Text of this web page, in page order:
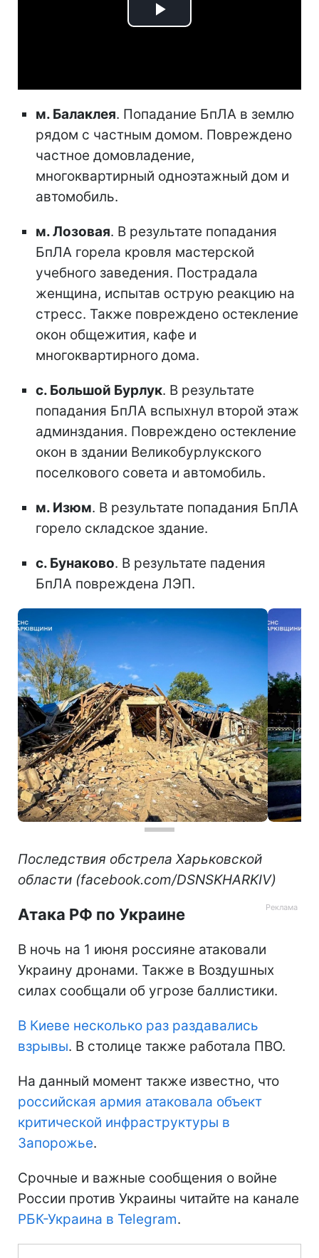
Play
м. Балаклея. Попадание БпЛА в землю
рядом с частным домом. Повреждено
частное домовладение,
многоквартирный одноэтажный дом и
автомобиль.
м. Лозовая. В результате попадания
БпЛА горела кровля мастерской
учебного заведения. Пострадала
женщина, испытав острую реакцию на
стресс. Также повреждено остекление
окон общежития, кафе и
многоквартирного дома.
с. Большой Бурлук. В результате
попадания БпЛА вспыхнул второй этаж
админздания. Повреждено остекление
окон в здании Великобурлукского
поселкового совета и автомобиль.
м. Изюм. В результате попадания БпЛА
горело складское здание.
с. Бунаково. В результате падения
БпЛА повреждена ЛЭП.
Последствия обстрела Харьковской
области (facebook.com/DSNSKHARKIV)
Атака РФ по Украине
В ночь на 1 июня россияне атаковали
Украину дронами. Также в Воздушных
силах сообщали об угрозе баллистики.
В Киеве несколько раз раздавались
взрывы. В столице также работала ПВО.
На данный момент также известно, что
российская армия атаковала объект
критической инфраструктуры в
Запорожье.
Срочные и важные сообщения о войне
России против Украины читайте на канале
РБК-Украина в Telegram.